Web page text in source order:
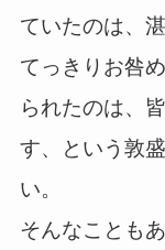
ていたのは、
てっきりお咎
られたのは、
す、という敦
い。
そんなことも